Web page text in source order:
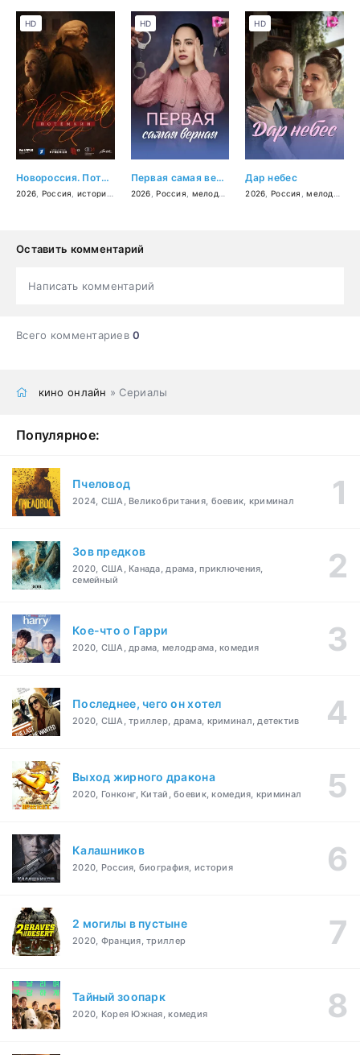
Новороссия. Потёмкин
2026 Россия история драма,биография
HD
Первая самая верная
2026 ,Россия мелодрама
HD
Дар небес
2026 Россия ,мелодрама
HD
Оставить комментарий
Написать комментарий
Всего комментариев0
кино онлайн » Сериалы
Популярное:
Пчеловод
2024, США, Великобритания, боевик, криминал
Зов предков
2020, США, Канада, драма, приключения,
семейный
Кое-что о Гарри
2020, США, драма, мелодрама, комедия
Последнее, чего он хотел
2020, США, триллер, драма, криминал, детектив
Выход жирного дракона
2020, Гонконг, Китай, боевик, комедия, криминал
Калашников
2020, Россия, биография, история
2 могилы в пустыне
2020, Франция, триллер
Тайный зоопарк
2020, Корея Южная, комедия